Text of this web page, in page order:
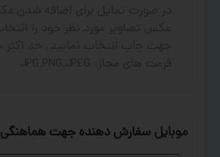
موبایل سفارش دهنده جهت هماهنگی